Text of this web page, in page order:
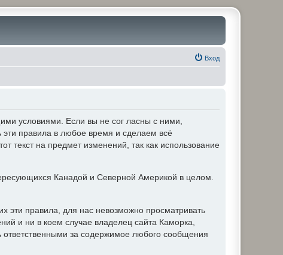
Вход
условиями. Если вы не сог ласны с ними,
правила в любое время и сделаем всё
текст на предмет изменений, так как использование
Канадой и Северной Америкой в целом.
эти правила, для нас невозможно просматривать
и ни в коем случае владелец сайта Каморка,
ответственными за содержимое любого сообщения